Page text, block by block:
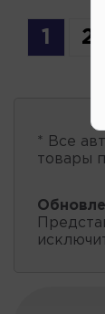
1 2
* Все
товары